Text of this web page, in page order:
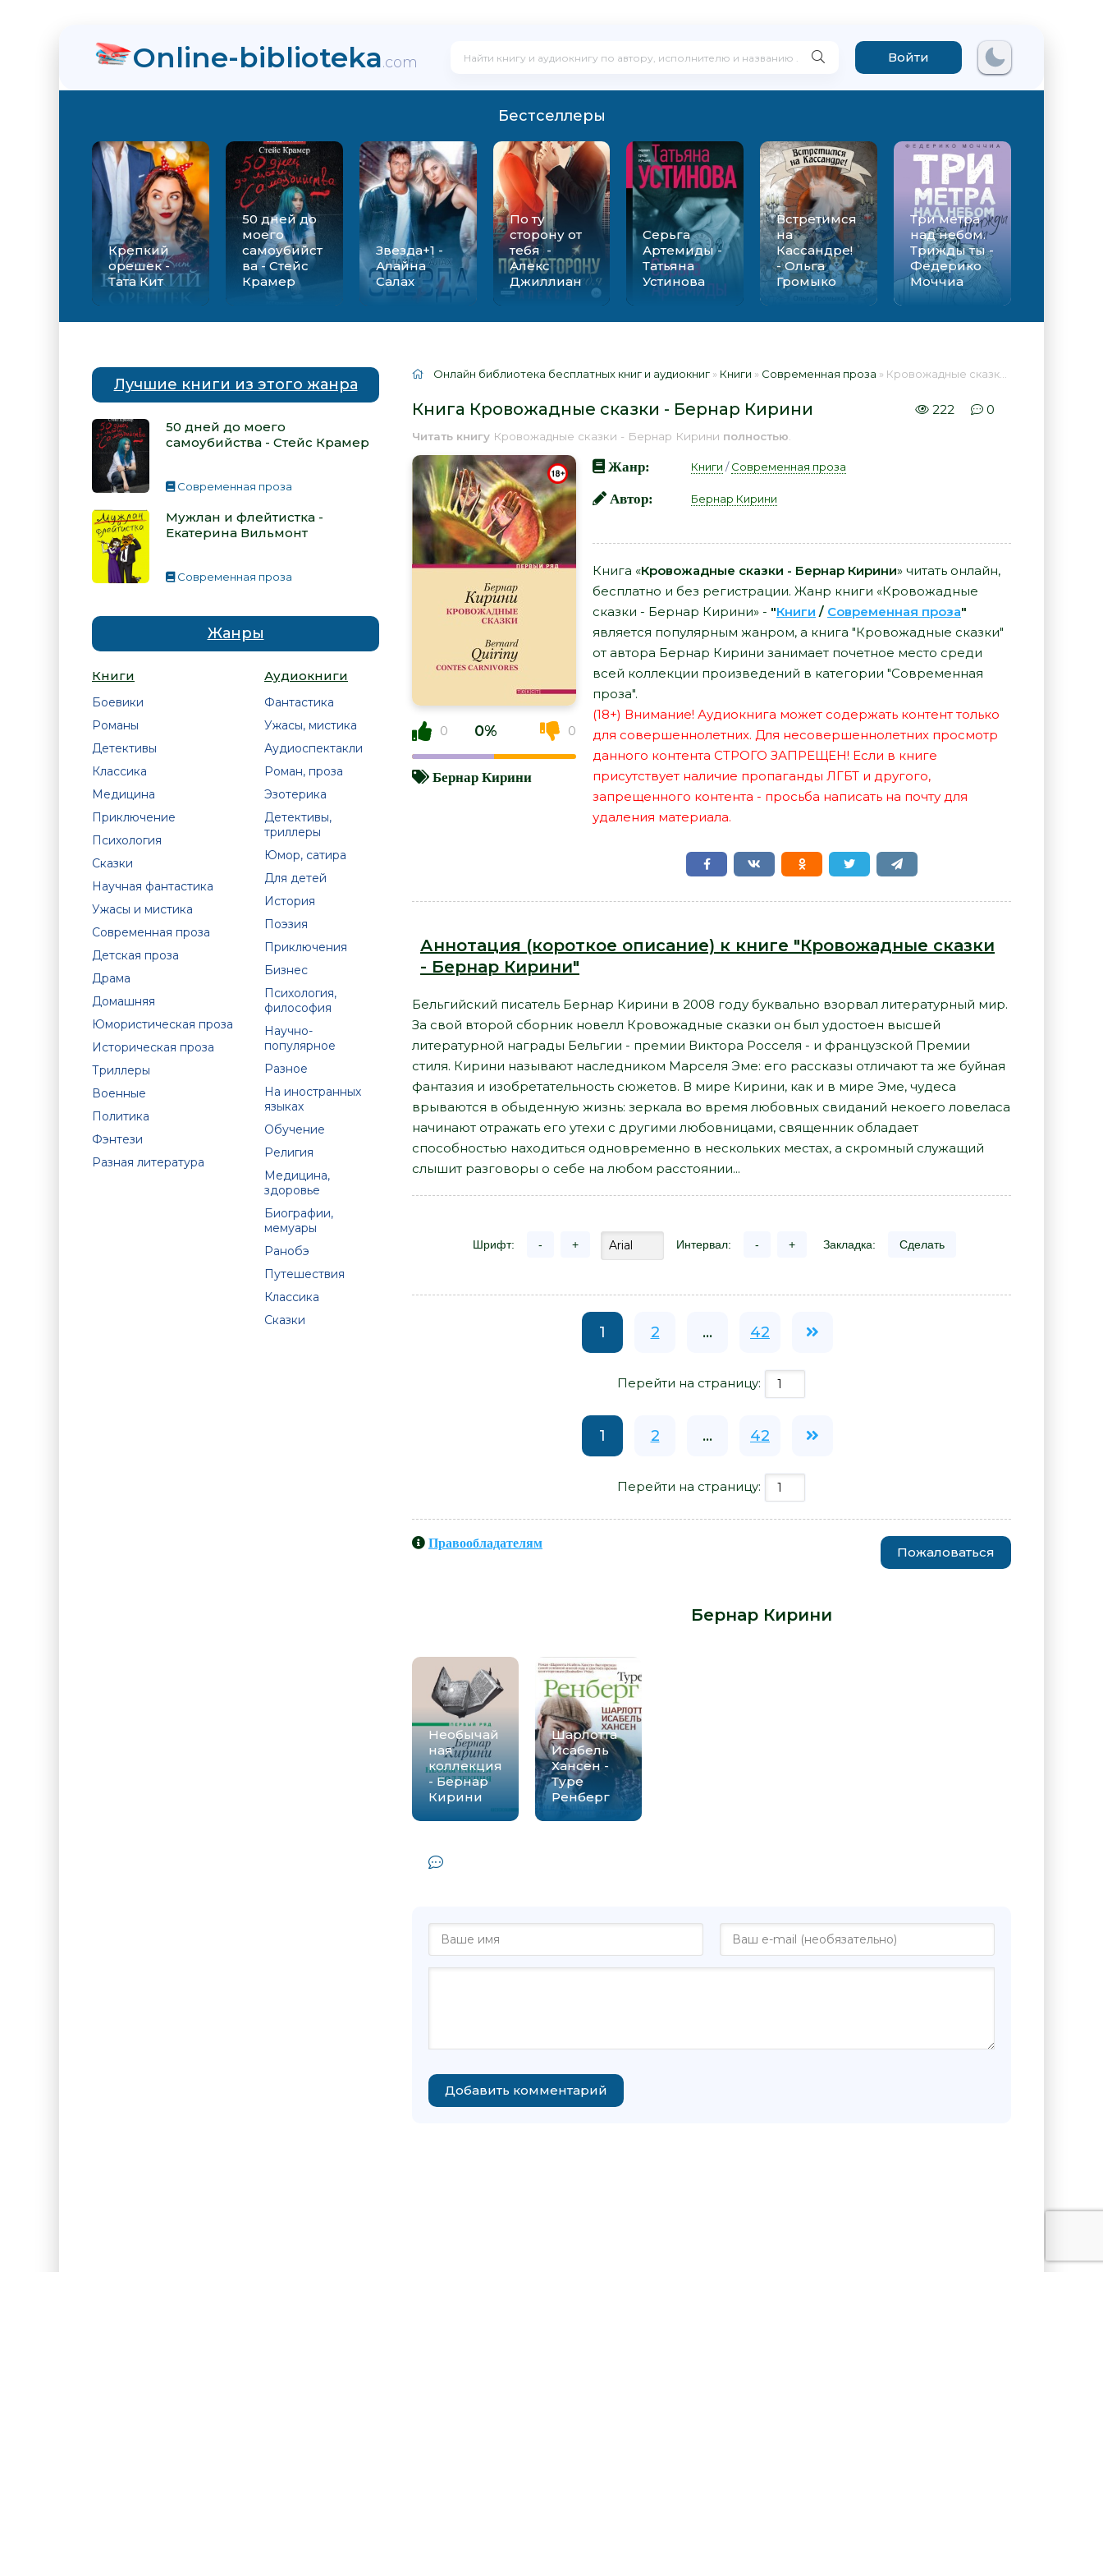
Online-biblioteka.com Войти
Бестселлеры
Крепкий
орешек -
Тата Кит
50 дней до
моего
самоубийст
ва - Стейс
Крамер
Звезда+1 -
Алайна
Салах
По ту
сторону от
тебя -
Алекс
Джиллиан
Серьга
Артемиды -
Татьяна
Устинова
Встретимся
на
Кассандре!
- Ольга
Громыко
Три метра
над небом.
Трижды ты -
Федерико
Моччиа
Лучшие книги из этого жанра
50 дней до моего
самоубийства - Стейс Крамер
Современная проза
Мужлан и флейтистка -
Екатерина Вильмонт
Современная проза
Жанры
Книги
Боевики
Романы
Детективы
Классика
Медицина
Приключение
Психология
Сказки
Научная фантастика
Ужасы и мистика
Современная проза
Детская проза
Драма
Домашняя
Юмористическая проза
Историческая проза
Триллеры
Военные
Политика
Фэнтези
Разная литература
Аудиокниги
Фантастика
Ужасы, мистика
Аудиоспектакли
Роман, проза
Эзотерика
Детективы,
триллеры
Юмор, сатира
Для детей
История
Поэзия
Приключения
Бизнес
Психология,
философия
Научно-
популярное
Разное
На иностранных
языках
Обучение
Религия
Медицина,
здоровье
Биографии,
мемуары
Ранобэ
Путешествия
Классика
Сказки
Онлайн библиотека бесплатных книг и аудиокниг » Книги » Современная проза » Кровожадные сказки - Бернар Кирини 📕 - Книга онлайн бесплатно
Книга Кровожадные сказки - Бернар Кирини 222 0
Читать книгу Кровожадные сказки - Бернар Кирини полностью
0 0% 0
Бернар Кирини
Жанр: Книги /Современная проза
Автор: Бернар Кирини
Книга «Кровожадные сказки - Бернар Кирини» читать онлайн,
бесплатно и без регистрации. Жанр книги «Кровожадные
сказки - Бернар Кирини» - "Книги / Современная проза"
является популярным жанром, а книга "Кровожадные сказки"
от автора Бернар Кирини занимает почетное место среди
всей коллекции произведений в категории "Современная
проза".
(18+) Внимание! Аудиокнига может содержать контент только
для совершеннолетних. Для несовершеннолетних просмотр
данного контента СТРОГО ЗАПРЕЩЕН! Если в книге
присутствует наличие пропаганды ЛГБТ и другого,
запрещенного контента - просьба написать на почту для
удаления материала.
Аннотация (короткое описание) к книге "Кровожадные сказки
- Бернар Кирини"
Бельгийский писатель Бернар Кирини в 2008 году буквально взорвал литературный мир.
За свой второй сборник новелл Кровожадные сказки он был удостоен высшей
литературной награды Бельгии - премии Виктора Росселя - и французской Премии
стиля. Кирини называют наследником Марселя Эме: его рассказы отличают та же буйная
фантазия и изобретательность сюжетов. В мире Кирини, как и в мире Эме, чудеса
врываются в обыденную жизнь: зеркала во время любовных свиданий некоего ловеласа
начинают отражать его утехи с другими любовницами, священник обладает
способностью находиться одновременно в нескольких местах, а скромный служащий
слышит разговоры о себе на любом расстоянии...
Шрифт: - + Интервал: - + Закладка: Сделать
1 2 ... 42
Перейти на страницу:
1 2 ... 42
Перейти на страницу:
Правообладателям
Пожаловаться
Бернар Кирини
Необычай
ная
коллекция
- Бернар
Кирини
Шарлотта
Исабель
Хансен -
Туре
Ренберг
Добавить комментарий
Вильмонт